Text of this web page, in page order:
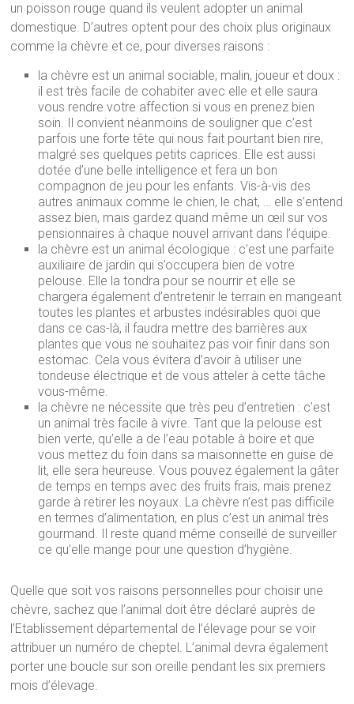
un poisson rouge quand ils veulent adopter un animal
domestique. D’autres optent pour des choix plus originaux
comme la chèvre et ce, pour diverses raisons :
la chèvre est un animal sociable, malin, joueur et doux :
il est très facile de cohabiter avec elle et elle saura
vous rendre votre affection si vous en prenez bien
soin. Il convient néanmoins de souligner que c’est
parfois une forte tête qui nous fait pourtant bien rire,
malgré ses quelques petits caprices. Elle est aussi
dotée d’une belle intelligence et fera un bon
compagnon de jeu pour les enfants. Vis-à-vis des
autres animaux comme le chien, le chat, … elle s’entend
assez bien, mais gardez quand même un œil sur vos
pensionnaires à chaque nouvel arrivant dans l’équipe.
la chèvre est un animal écologique : c’est une parfaite
auxiliaire de jardin qui s’occupera bien de votre
pelouse. Elle la tondra pour se nourrir et elle se
chargera également d’entretenir le terrain en mangeant
toutes les plantes et arbustes indésirables quoi que
dans ce cas-là, il faudra mettre des barrières aux
plantes que vous ne souhaitez pas voir finir dans son
estomac. Cela vous évitera d’avoir à utiliser une
tondeuse électrique et de vous atteler à cette tâche
vous-même.
la chèvre ne nécessite que très peu d’entretien : c’est
un animal très facile à vivre. Tant que la pelouse est
bien verte, qu’elle a de l’eau potable à boire et que
vous mettez du foin dans sa maisonnette en guise de
lit, elle sera heureuse. Vous pouvez également la gâter
de temps en temps avec des fruits frais, mais prenez
garde à retirer les noyaux. La chèvre n’est pas difficile
en termes d’alimentation, en plus c’est un animal très
gourmand. Il reste quand même conseillé de surveiller
ce qu’elle mange pour une question d’hygiène.
Quelle que soit vos raisons personnelles pour choisir une
chèvre, sachez que l’animal doit être déclaré auprès de
l’Etablissement départemental de l’élevage pour se voir
attribuer un numéro de cheptel. L’animal devra également
porter une boucle sur son oreille pendant les six premiers
mois d’élevage.